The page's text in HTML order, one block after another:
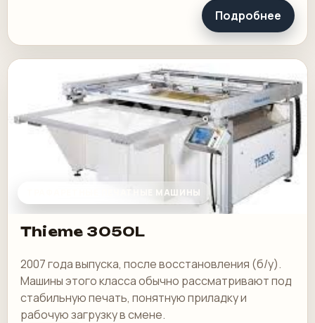
Подробнее
ТРАФАРЕТНЫЕ ПЕЧАТНЫЕ МАШИНЫ
Thieme 3050L
2007 года выпуска, после восстановления (б/у).
Машины этого класса обычно рассматривают под
стабильную печать, понятную приладку и
рабочую загрузку в смене.